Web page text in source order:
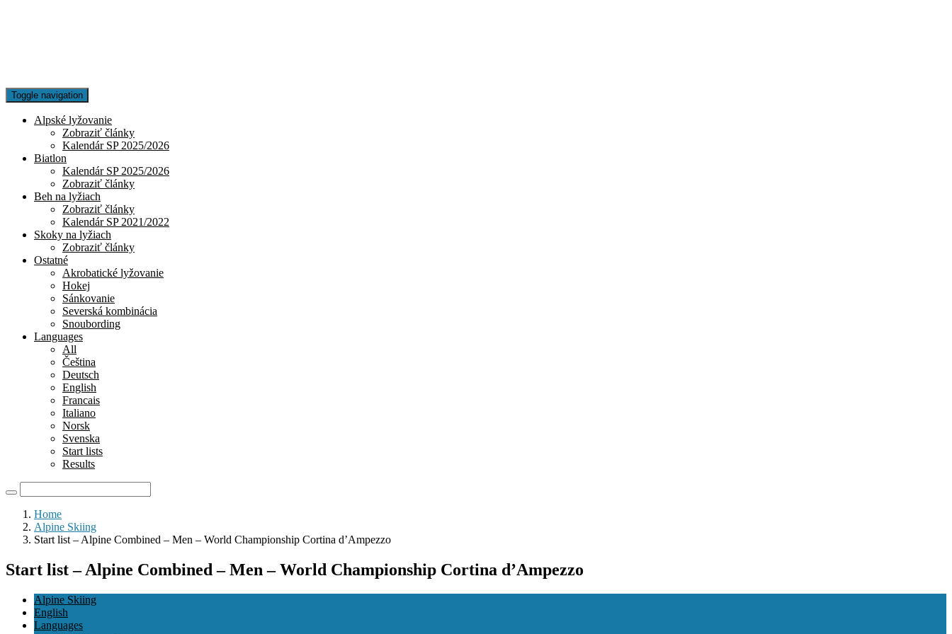
Toggle navigation
Alpské lyžovanie
Zobraziť články
Kalendár SP 2025/2026
Biatlon
Kalendár SP 2025/2026
Zobraziť články
Beh na lyžiach
Zobraziť články
Kalendár SP 2021/2022
Skoky na lyžiach
Zobraziť články
Ostatné
Akrobatické lyžovanie
Hokej
Sánkovanie
Severská kombinácia
Snoubording
Languages
All
Čeština
Deutsch
English
Francais
Italiano
Norsk
Svenska
Start lists
Results
Home
Alpine Skiing
Start list – Alpine Combined – Men – World Championship Cortina d’Ampezzo
Start list – Alpine Combined – Men – World Championship Cortina d’Ampezzo
Alpine Skiing
English
Languages